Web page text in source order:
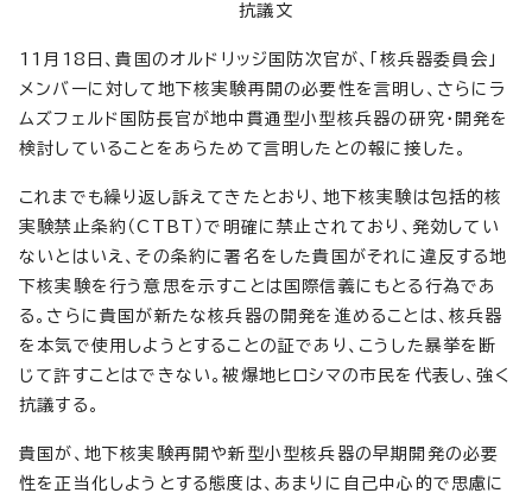
抗議文
11月18日、貴国のオルドリッジ国防次官が、「核兵器委員会」
メンバーに対して地下核実験再開の必要性を言明し、さらにラ
ムズフェルド国防長官が地中貫通型小型核兵器の研究・開発を
検討していることをあらためて言明したとの報に接した。
これまでも繰り返し訴えてきたとおり、地下核実験は包括的核
実験禁止条約（CTBT）で明確に禁止されており、発効してい
ないとはいえ、その条約に署名をした貴国がそれに違反する地
下核実験を行う意思を示すことは国際信義にもとる行為であ
る。さらに貴国が新たな核兵器の開発を進めることは、核兵器
を本気で使用しようとすることの証であり、こうした暴挙を断
じて許すことはできない。被爆地ヒロシマの市民を代表し、強く
抗議する。
貴国が、地下核実験再開や新型小型核兵器の早期開発の必要
性を正当化しようとする態度は、あまりに自己中心的で思慮に